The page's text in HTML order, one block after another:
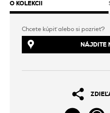
O KOLEKCII
Chcete kúpiť alebo si pozrieť?
NÁJDITE